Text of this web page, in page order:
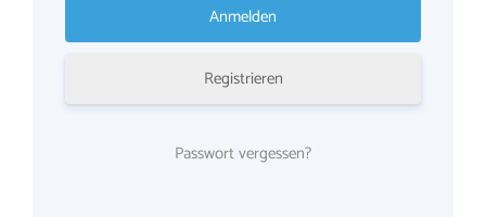
Registrieren
Passwort vergessen?